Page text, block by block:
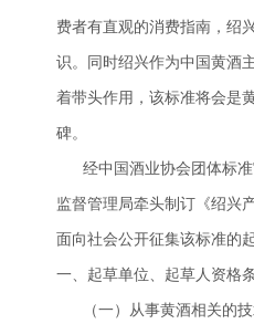
费者有直观的消费指南，绍
识。同时绍兴作为中国黄酒
着带头作用，该标准将会是
碑。
经中国酒业协会团体标准
监督管理局牵头制订《绍兴
面向社会公开征集该标准的
一、起草单位、起草人资格
（一）从事黄酒相关的技